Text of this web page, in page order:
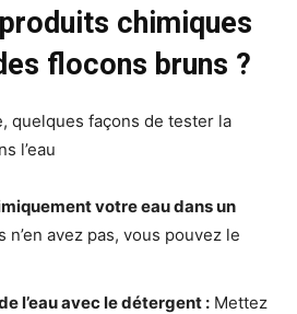
chimiques
flocons bruns ?
quelques façons de tester la
l’eau
votre eau dans un
n’en avez pas, vous pouvez le
l’eau avec le détergent : Mettez